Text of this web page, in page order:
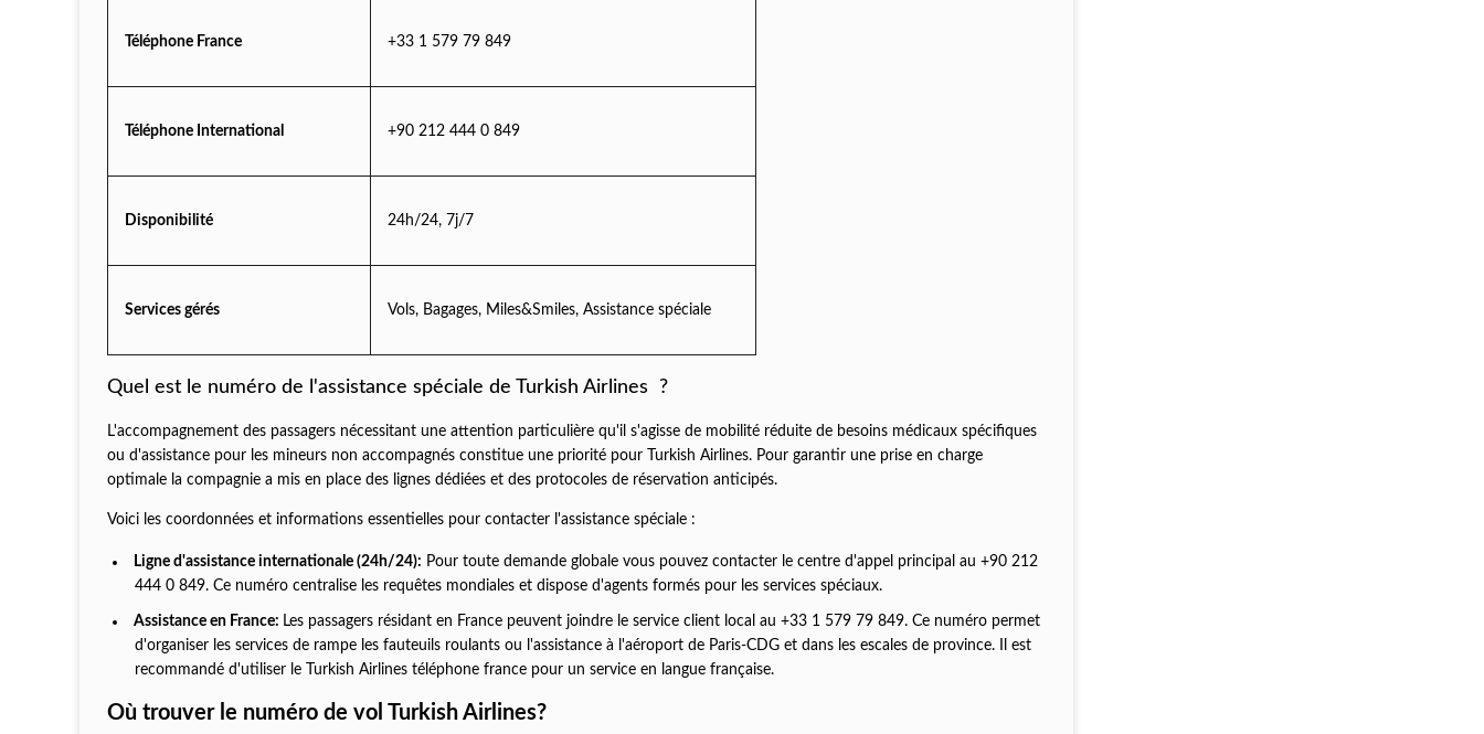
Téléphone France +33 1 579 79 849
Téléphone International +90 212 444 0 849
Disponibilité 24h/24, 7j/7
Services gérés Vols, Bagages, Miles&Smiles, Assistance spéciale
Quel est le numéro de l'assistance spéciale de Turkish Airlines ?
L'accompagnement des passagers nécessitant une attention particulière qu'il s'agisse de mobilité réduite de besoins médicaux spécifiques
ou d'assistance pour les mineurs non accompagnés constitue une priorité pour Turkish Airlines. Pour garantir une prise en charge
optimale la compagnie a mis en place des lignes dédiées et des protocoles de réservation anticipés.
Voici les coordonnées et informations essentielles pour contacter l'assistance spéciale :
Ligne d'assistance internationale (24h/24): Pour toute demande globale vous pouvez contacter le centre d'appel principal au +90 212
444 0 849. Ce numéro centralise les requêtes mondiales et dispose d'agents formés pour les services spéciaux.
Assistance en France: Les passagers résidant en France peuvent joindre le service client local au +33 1 579 79 849. Ce numéro permet
d'organiser les services de rampe les fauteuils roulants ou l'assistance à l'aéroport de Paris-CDG et dans les escales de province. Il est
recommandé d'utiliser le Turkish Airlines téléphone france pour un service en langue française.
Où trouver le numéro de vol Turkish Airlines?